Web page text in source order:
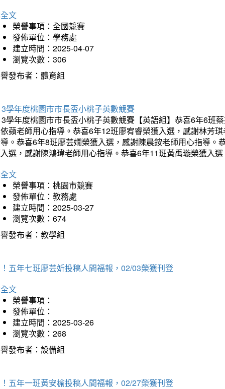
文
榮譽事項：全國競賽
發佈單位：學務處
建立時間：2025-04-07
瀏覽次數：306
發布者：體育組
學年度桃園市市長盃小桃子英數競賽
學年度桃園市市長盃小桃子英數競賽【英語組】恭喜6年6班
蘋老師用心指導。恭喜6年12班廖宥睿榮獲入選，感謝林芳
。恭喜6年8班廖芸嫺榮獲入選，感謝陳晨銨老師用心指導
選，感謝陳鴻瑋老師用心指導。恭喜6年11班黃禹璇榮獲入
文
榮譽事項：桃園市競賽
發佈單位：教務處
建立時間：2025-03-27
瀏覽次數：674
發布者：教學組
五年七班廖芸妡投稿人間福報，02/03榮獲刊登
文
榮譽事項：
發佈單位：
建立時間：2025-03-26
瀏覽次數：268
發布者：設備組
五年一班黃安榆投稿人間福報，02/27榮獲刊登